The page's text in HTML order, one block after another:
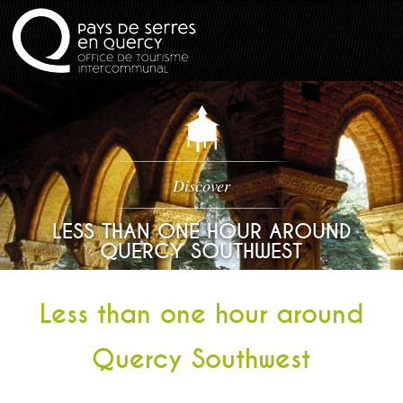
Discover
LESS THAN ONE HOUR AROUND
QUERCY SOUTHWEST
Less than one hour around
Quercy Southwest